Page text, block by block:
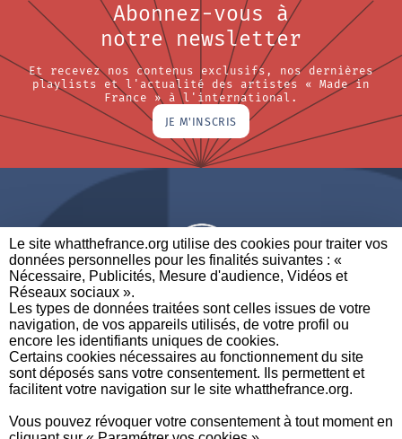
Le site whatthefrance.org utilise des cookies pour traiter vos
données personnelles pour les finalités suivantes : «
Nécessaire, Publicités, Mesure d'audience, Vidéos et
Réseaux sociaux ». ​
Les types de données traitées sont celles issues de votre
navigation, de vos appareils utilisés, de votre profil ou
encore les identifiants uniques de cookies. ​
Certains cookies nécessaires au fonctionnement du site
sont déposés sans votre consentement. Ils permettent et
facilitent votre navigation sur le site whatthefrance.org. ​
Vous pouvez révoquer votre consentement à tout moment en
Abonnez-vous à
notre newsletter
Et recevez nos contenus exclusifs, nos dernières
playlists et l'actualité des artistes « Made in
France » à l'international.
JE M'INSCRIS
A BRAND OF
PARTENAIRES CONTACTEZ-NOUS MENTIONS LÉGALES
CREDITS|À
PROPOS
|POLITIQUE DE
PROTECTION DES
|PRÉFÉRENCES DE